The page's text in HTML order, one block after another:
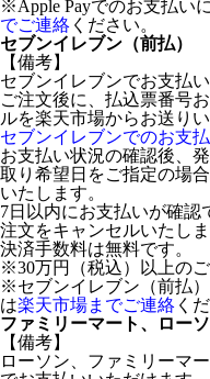
※Apple Payでのお支払い
でご連絡 ください。
セブンイレブン（前払）
【備考】
セブンイレブンでお支払
ご注文後に、払込票番号
ルを楽天市場からお送りい
セブンイレブンでのお支
お支払い状況の確認後、
取り希望日をご指定の場
いたします。
7日以内にお支払いが確
注文をキャンセルいたしま
決済手数料は無料です。
※30万円（税込）以上の
※セブンイレブン（前払
は楽天市場までご連絡 く
ファミリーマート、ローソ
【備考】
ローソン、ファミリーマ